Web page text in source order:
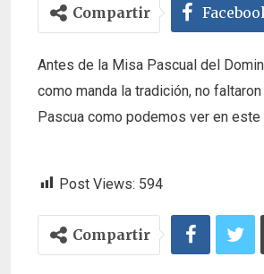
Compartir
Antes de la Misa Pascual del
como manda la tradición, no
Pascua como podemos ver en
Post Views: 594
Compartir